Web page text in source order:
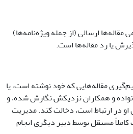
مقاله‌ها ارسالی (از جمله ویژه‌نامه‌ها)
یا رد مقاله‌ها است.
مقاله‌هایی که خود نوشته است، یا
و همکاران نزدیکش نگارش شده، و
او در ارتباط است، دخالت کند. مدیریت
کاملاً مستقل توسط دبیر دیگری انجام